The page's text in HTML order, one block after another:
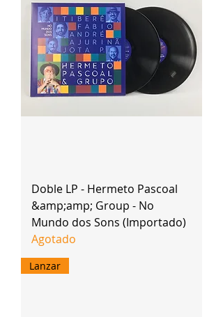
Doble LP - Hermeto Pascoal
&amp;amp; Group - No
Mundo dos Sons (Importado)
Agotado
Lanzar